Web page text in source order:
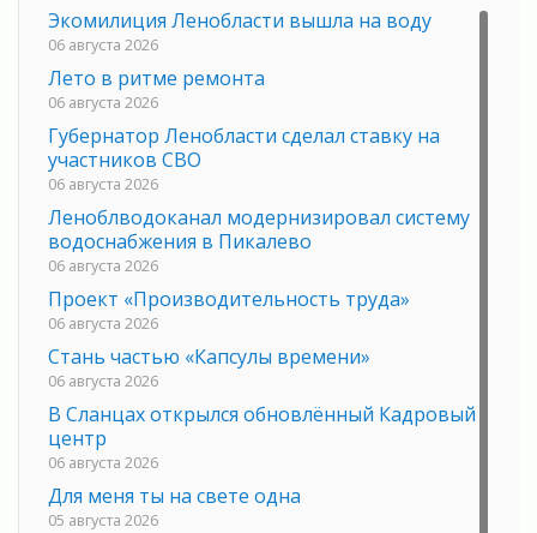
Экомилиция Ленобласти вышла на воду
06 августа 2026
Лето в ритме ремонта
06 августа 2026
Губернатор Ленобласти сделал ставку на
участников СВО
06 августа 2026
Леноблводоканал модернизировал систему
водоснабжения в Пикалево
06 августа 2026
Проект «Производительность труда»
06 августа 2026
Стань частью «Капсулы времени»
06 августа 2026
В Сланцах открылся обновлённый Кадровый
центр
06 августа 2026
Для меня ты на свете одна
05 августа 2026